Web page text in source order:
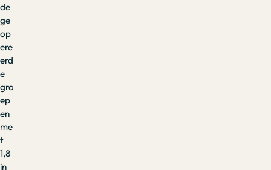
de
ge
op
ere
erd
e
gro
ep
en
me
t
1,8
in